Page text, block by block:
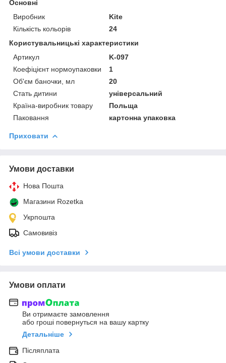
Основні
Виробник
Kite
Кількість кольорів
24
Користувальницькі характеристики
Артикул
K-097
Коефіцієнт нормоупаковки
1
Об'єм баночки, мл
20
Стать дитини
універсальний
Країна-виробник товару
Польща
Паковання
картонна упаковка
Приховати
Умови доставки
Нова Пошта
Магазини Rozetka
Укрпошта
Самовивіз
Всі умови доставки
Умови оплати
Ви отримаєте замовлення
або гроші повернуться на вашу картку
Детальніше
Післяплата